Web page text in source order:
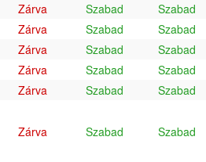
Zárva Szabad
Szabad
Zárva Szabad
Szabad
Zárva Szabad
Szabad
Zárva Szabad
Szabad
Zárva Szabad
Szabad
Zárva Szabad Szabad